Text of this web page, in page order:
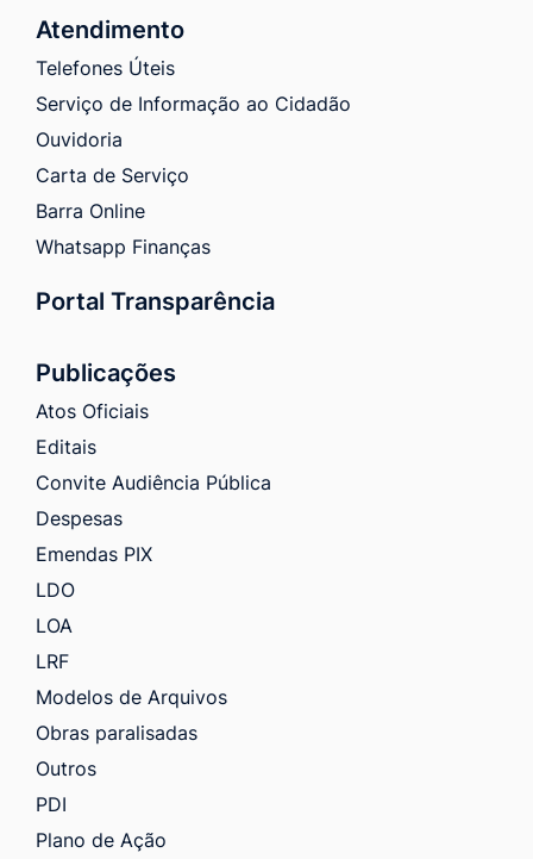
Atendimento
Telefones Úteis
Serviço de Informação ao Cidadão
Ouvidoria
Carta de Serviço
Barra Online
Whatsapp Finanças
Portal Transparência
Publicações
Atos Oficiais
Editais
Convite Audiência Pública
Despesas
Emendas PIX
LDO
LOA
LRF
Modelos de Arquivos
Obras paralisadas
Outros
PDI
Plano de Ação